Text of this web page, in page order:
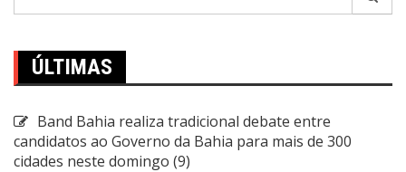
ÚLTIMAS
Band Bahia realiza tradicional debate entre
candidatos ao Governo da Bahia para mais de 300
cidades neste domingo (9)